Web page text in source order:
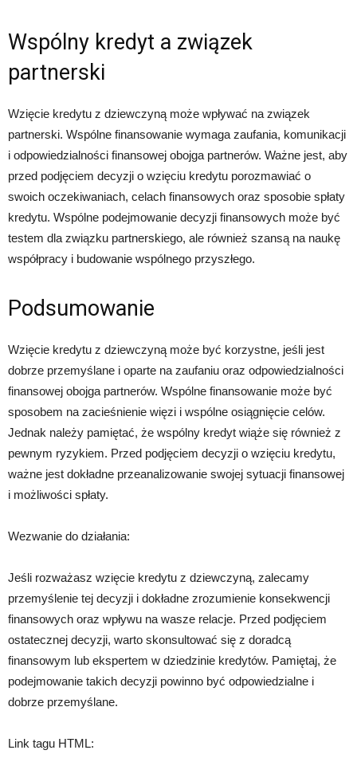
Wspólny kredyt a związek
partnerski
Wzięcie kredytu z dziewczyną może wpływać na związek
partnerski. Wspólne finansowanie wymaga zaufania, komunikacji
i odpowiedzialności finansowej obojga partnerów. Ważne jest, aby
przed podjęciem decyzji o wzięciu kredytu porozmawiać o
swoich oczekiwaniach, celach finansowych oraz sposobie spłaty
kredytu. Wspólne podejmowanie decyzji finansowych może być
testem dla związku partnerskiego, ale również szansą na naukę
współpracy i budowanie wspólnego przyszłego.
Podsumowanie
Wzięcie kredytu z dziewczyną może być korzystne, jeśli jest
dobrze przemyślane i oparte na zaufaniu oraz odpowiedzialności
finansowej obojga partnerów. Wspólne finansowanie może być
sposobem na zacieśnienie więzi i wspólne osiągnięcie celów.
Jednak należy pamiętać, że wspólny kredyt wiąże się również z
pewnym ryzykiem. Przed podjęciem decyzji o wzięciu kredytu,
ważne jest dokładne przeanalizowanie swojej sytuacji finansowej
i możliwości spłaty.
Wezwanie do działania:
Jeśli rozważasz wzięcie kredytu z dziewczyną, zalecamy
przemyślenie tej decyzji i dokładne zrozumienie konsekwencji
finansowych oraz wpływu na wasze relacje. Przed podjęciem
ostatecznej decyzji, warto skonsultować się z doradcą
finansowym lub ekspertem w dziedzinie kredytów. Pamiętaj, że
podejmowanie takich decyzji powinno być odpowiedzialne i
dobrze przemyślane.
Link tagu HTML: